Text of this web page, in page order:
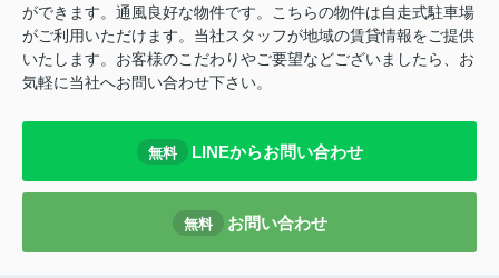
ができます。通風良好な物件です。こちらの物件は自走式駐車場
がご利用いただけます。当社スタッフが地域の賃貸情報をご提供
いたします。お客様のこだわりやご要望などございましたら、お
気軽に当社へお問い合わせ下さい。
無料 LINEからお問い合わせ
無料 お問い合わせ